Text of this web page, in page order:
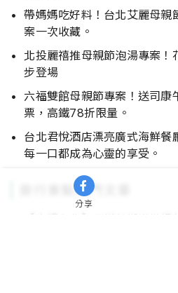
帶媽媽吃好料！台北艾麗母親
案一次收藏。
北投麗禧推母親節泡湯專案！
步登場
六福雙館母親節專案！送司康
票，高鐵78折限量。
台北君悅酒店漂亮廣式海鮮餐
每一口都成為心靈的享受。
旅行景點熱門文章
【走讀台北】歹鐵仔街半世紀
分享